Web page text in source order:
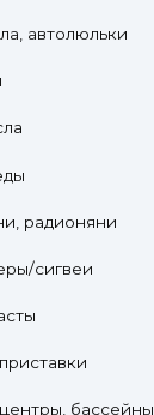
автолюльки
радионяни
сигвеи
бассейны